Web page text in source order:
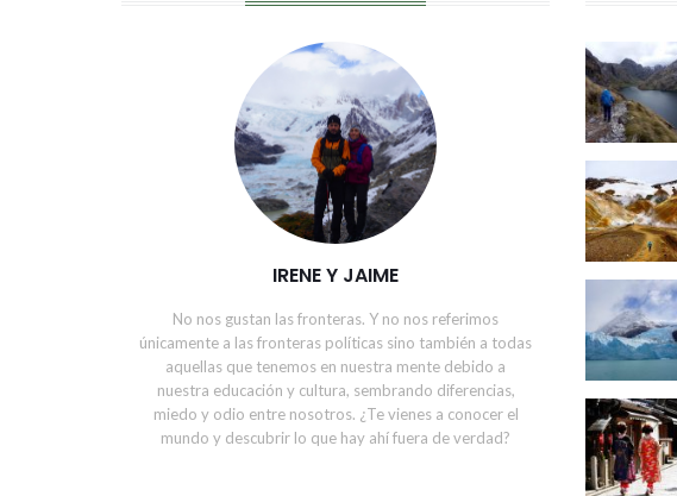
IRENE Y JAIME
No nos gustan las fronteras. Y no nos referimos
únicamente a las fronteras políticas sino también a todas
aquellas que tenemos en nuestra mente debido a
nuestra educación y cultura, sembrando diferencias,
miedo y odio entre nosotros. ¿Te vienes a conocer el
mundo y descubrir lo que hay ahí fuera de verdad?